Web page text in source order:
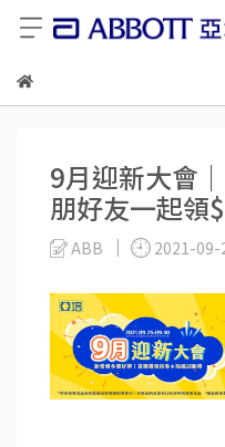
9月迎新大會
朋好友一起領
ABB 2021-09-